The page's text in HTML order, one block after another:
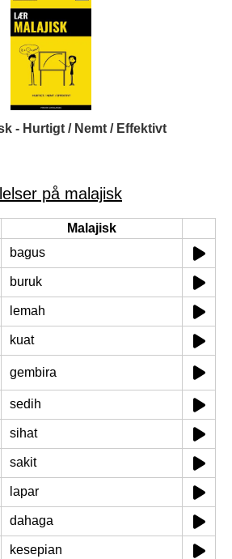
- Hurtigt / Nemt / Effektivt
på malajisk
Malajisk
bagus
buruk
lemah
kuat
gembira
sedih
sihat
sakit
lapar
dahaga
kesepian